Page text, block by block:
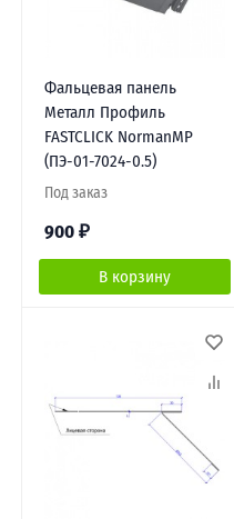
Фальцевая панель
Металл Профиль
FASTCLICK NormanMP
(ПЭ-01-7024-0.5)
Под заказ
900 ₽
В корзину